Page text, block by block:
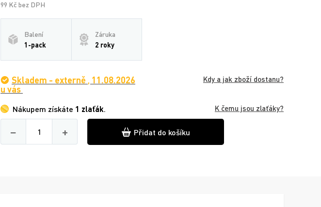
99 Kč bez DPH
Balení
1-pack
Záruka
2 roky
Skladem - externě , 11.08.2026
u vás
Kdy a jak zboží dostanu?
Nákupem získáte 1 zlaťák. K čemu jsou zlaťáky?
−
Množství
+ Přidat do košíku